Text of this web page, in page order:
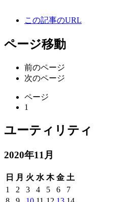
この記事のURL
ページ移動
前のページ
次のページ
ページ
1
ユーティリティ
2020年11月
日 月 火 水 木 金 土
1
2 3 4 5 6
7